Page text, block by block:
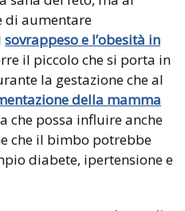
di aumentare
sovrappeso e l’obesità in
il piccolo che si porta in
la gestazione che al
della mamma
che possa influire anche
che il bimbo potrebbe
diabete, ipertensione e